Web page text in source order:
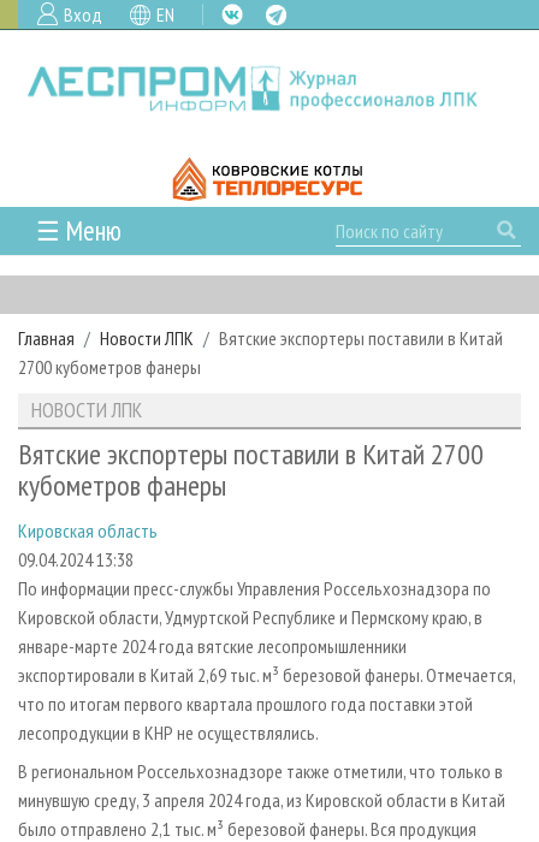
Вход EN
☰ Меню
ГЛАВНАЯ
РУБРИКИ И ТЕМЫ
РУБРИКИ ЖУРНАЛА
ЛЕСОЗАГОТОВКА
ЛЕСОПИЛЕНИЕ
СУШКА ДРЕВЕСИНЫ
ПРОИЗВОДСТВО ДРЕВЕСНЫХ ПЛИТ
ДЕРЕВЯННОЕ ДОМОСТРОЕНИЕ
ПРОИЗВОДСТВО МЕБЕЛИ
БИОЭНЕРГЕТИКА
ИНСТРУМЕНТ И МАТЕРИАЛЫ
НОВОСТИ
НОВОСТИ ЛПК
НОВОСТИ ЖУРНАЛА
ПРОЕКТЫ ЛПИ
АНАЛИТИКА
ПРЕДПРИЯТИЯ ЛПК
ПЕРСОНЫ
МОБИЛЬНЫЕ ВЫСТАВКИ
ОФИЦИАЛЬНЫЕ ДЕЛЕГАЦИИ
ПРИОРИТЕТНЫЕ ИНВЕСТПРОЕКТЫ
RUSSIAN FORESTRY REVIEW
БИБЛИОТЕКА СПЕЦИАЛИСТА
АРХИВ ЖУРНАЛОВ
СТАТЬИ
О ЖУРНАЛЕ
ПОДПИСКА
КОНТАКТЫ
РЕКЛАМОДАТЕЛЯМ
РЕКЛАМА
РЕКЛАМА НА САЙТЕ
Главная Новости ЛПК
Вятские экспортеры поставили в Китай
2700 кубометров фанеры
НОВОСТИ ЛПК
Вятские экспортеры поставили в Китай 2700
кубометров фанеры
Кировская область
09.04.2024 13:38
По информации пресс-службы Управления Россельхознадзора по
Кировской области, Удмуртской Республике и Пермскому краю, в
январе-марте 2024 года вятские лесопромышленники
экспортировали в Китай 2,69 тыс. м³ березовой фанеры. Отмечается,
что по итогам первого квартала прошлого года поставки этой
лесопродукции в КНР не осуществлялись.
В региональном Россельхознадзоре также отметили, что только в
минувшую среду, 3 апреля 2024 года, из Кировской области в Китай
было отправлено 2,1 тыс. м³ березовой фанеры. Вся продукция